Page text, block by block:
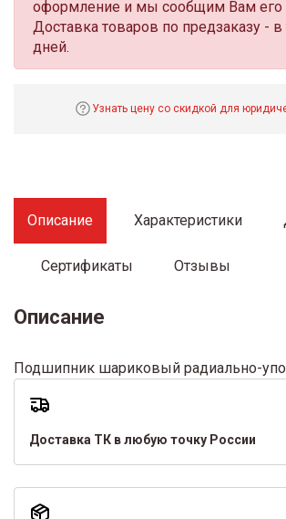
оформление и мы сообщим Вам его
Доставка товаров по предзаказу - в
дней.
Узнать цену со скидкой для
Описание Характеристики
Сертификаты Отзывы
Описание
Подшипник шариковый радиально-
Доставка ТК в любую точку России